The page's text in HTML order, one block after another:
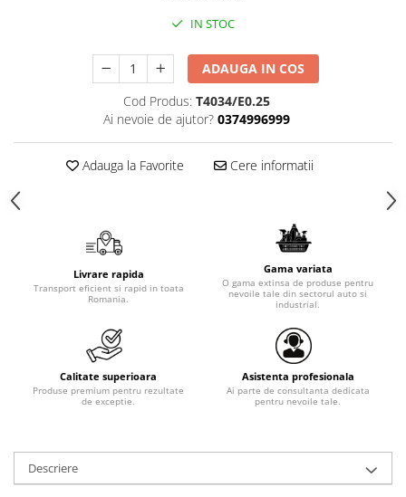
IN STOC
ADAUGA IN COS
Cod Produs: T4034/E0.25
Ai nevoie de ajutor? 0374996999
Adauga la Favorite Cere informatii
Livrare rapida
Transport eficient si rapid in toata
Romania.
Gama variata
O gama extinsa de produse pentru
nevoile tale din sectorul auto si
industrial.
Calitate superioara
Produse premium pentru rezultate
de exceptie.
Asistenta profesionala
Ai parte de consultanta dedicata
pentru nevoile tale.
Descriere